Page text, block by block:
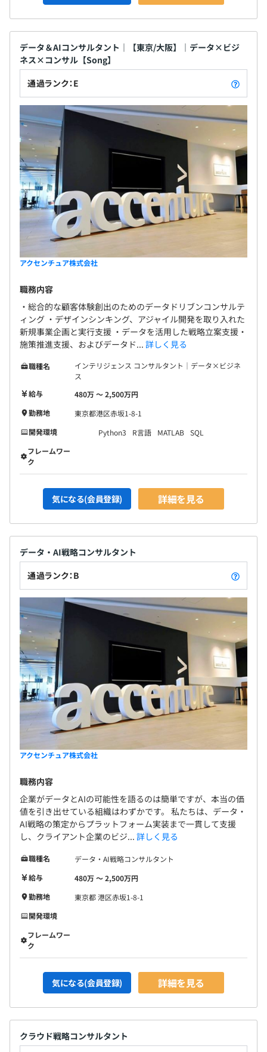
データ＆AIコンサルタント｜【東京/大阪】｜データ×ビジ
ネス×コンサル【Song】
通過ランク：E
アクセンチュア株式会社
職務内容
・総合的な顧客体験創出のためのデータドリブンコンサルテ
ィング ・デザインシンキング、アジャイル開発を取り入れた
新規事業企画と実行支援 ・データを活用した戦略立案支援・
施策推進支援、およびデータド... 詳しく見る
職種名
インテリジェンス コンサルタント｜データ×ビジネ
ス
給与
480万 〜 2,500万円
勤務地
東京都港区赤坂1-8-1
開発環境
Python3 R言語 MATLAB SQL
フレームワー
ク
気になる(会員登録) 詳細を見る
データ・AI戦略コンサルタント
通過ランク：B
アクセンチュア株式会社
職務内容
企業がデータとAIの可能性を語るのは簡単ですが、本当の価
値を引き出せている組織はわずかです。 私たちは、データ・
AI戦略の策定からプラットフォーム実装まで一貫して支援
し、クライアント企業のビジ... 詳しく見る
職種名
データ・AI戦略コンサルタント
給与
480万 〜 2,500万円
勤務地
東京都 港区赤坂1-8-1
開発環境
フレームワー
ク
気になる(会員登録) 詳細を見る
クラウド戦略コンサルタント